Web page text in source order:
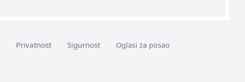
Privatnost Sigurnost Oglasi za posao